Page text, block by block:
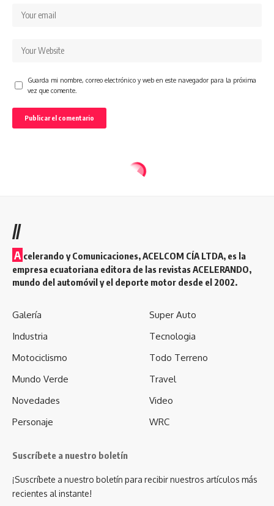
Guarda mi nombre, correo electrónico y web en este navegador para la próxima
vez que comente.
//
A celerando y Comunicaciones, ACELCOM CÍA LTDA, es la
empresa ecuatoriana editora de las revistas ACELERANDO,
mundo del automóvil y el deporte motor desde el 2002.
Galería
Industria
Motociclismo
Mundo Verde
Novedades
Personaje
Super Auto
Tecnologia
Todo Terreno
Travel
Video
WRC
Suscríbete a nuestro boletín
¡Suscríbete a nuestro boletín para recibir nuestros artículos más
recientes al instante!